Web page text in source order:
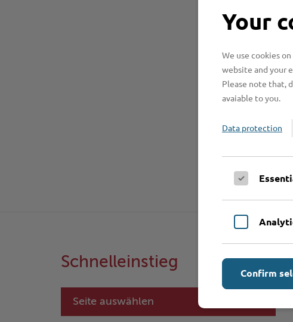
Schnelleinstieg
Seite auswählen
Your
We use cookies
website and your
Please note that,
avaiable to you.
Data protection
Confirm